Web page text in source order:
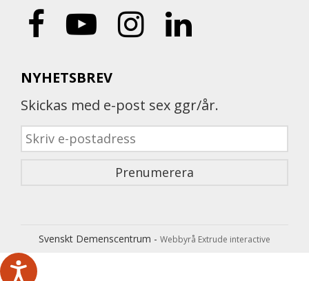
NYHETSBREV
Skickas med e-post sex ggr/år.
Svenskt Demenscentrum - Webbyrå Extrude interactive